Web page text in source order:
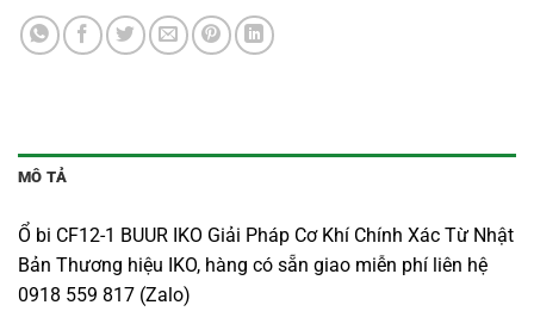
MÔ TẢ
Ổ bi CF12-1 BUUR IKO Giải Pháp Cơ Khí Chính Xác Từ Nhật
Bản Thương hiệu IKO, hàng có sẵn giao miễn phí liên hệ
0918 559 817 (Zalo)